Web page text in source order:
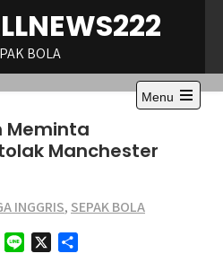
BOLA
Menu
Open
Meminta
Manchester
INGGRIS, SEPAK BOLA